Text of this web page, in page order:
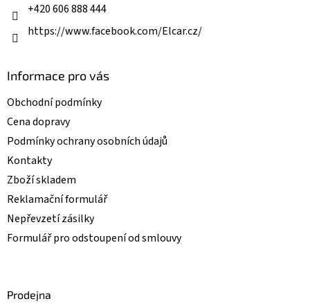
v
+420 606 888 444
https://www.facebook.com/Elcar.cz/
Informace pro vás
Obchodní podmínky
Cena dopravy
Podmínky ochrany osobních údajů
Kontakty
Zboží skladem
Reklamační formulář
Nepřevzetí zásilky
Formulář pro odstoupení od smlouvy
Prodejna